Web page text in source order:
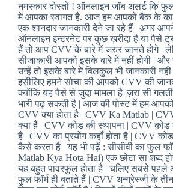
नमस्कार दोस्तों ! ऑनलाइन जॉब अलर्ट कि
में आपका स्वागत है. आज हम आपको बैंक के
एक शानदार जानकारी देने जा रहे हैं | अगर
ऑनलाइन इन्टरनेट पर कुछ ख़रीदा है या पैसे
हैं तो आप CVV के बारे में जरुर जानते होगे |
सीजाकारी आपको इसके बारे में नहीं होगी | और
उन्हें तो इसके बारे में बिलकुल भी जानकारी नहीं
इसीलिए हमने सोचा की आपको CVV की
क्योंकि यह पैसे से जुदा मामला है |ज़रा सी
भारी पढ़ सकती है | आज की पोस्ट में हम
CVV क्या होता है | CVV Ka Matlab |
क्या है | CVV कोड की स्थापना | CVV कोड
है | CVV का प्रयोग कहाँ होता है | CVV कोड
कैसे करता है | यह भी पढ़ें : सीसीवी का फुल
Matlab Kya Hota Hai) एक छोटा सा शब्द
यह बहुत पावरफुल होता है | चलिए सबसे
फुल फॉर्म ही बताते हैं | CVV अन्ग्रेस्जी के